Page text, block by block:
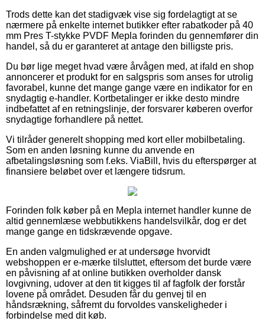
Trods dette kan det stadigvæk vise sig fordelagtigt at se
nærmere på enkelte internet butikker efter rabatkoder på 40
mm Pres T-stykke PVDF Mepla forinden du gennemfører din
handel, så du er garanteret at antage den billigste pris.
Du bør lige meget hvad være årvågen med, at ifald en shop
annoncerer et produkt for en salgspris som anses for utrolig
favorabel, kunne det mange gange være en indikator for en
snydagtig e-handler. Kortbetalinger er ikke desto mindre
indbefattet af en retningslinje, der forsvarer køberen overfor
snydagtige forhandlere på nettet.
Vi tilråder generelt shopping med kort eller mobilbetaling.
Som en anden løsning kunne du anvende en
afbetalingsløsning som f.eks. ViaBill, hvis du efterspørger at
finansiere beløbet over et længere tidsrum.
Forinden folk køber på en Mepla internet handler kunne de
altid gennemlæse webbutikkens handelsvilkår, dog er det
mange gange en tidskrævende opgave.
En anden valgmulighed er at undersøge hvorvidt
webshoppen er e-mærke tilsluttet, eftersom det burde være
en påvisning af at online butikken overholder dansk
lovgivning, udover at den tit kigges til af fagfolk der forstår
lovene på området. Desuden får du genvej til en
håndsrækning, såfremt du forvoldes vanskeligheder i
forbindelse med dit køb.